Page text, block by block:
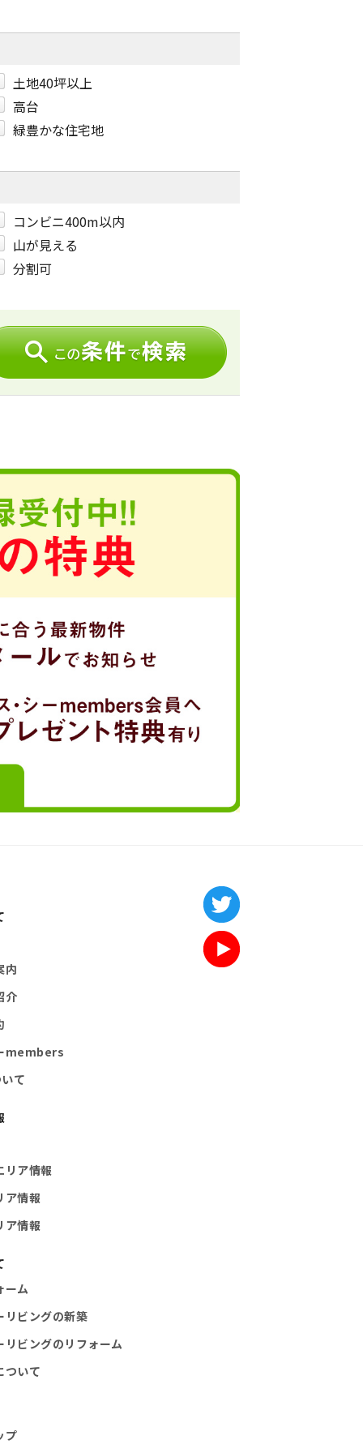
土地40坪以上
高台
緑豊かな住宅地
コンビニ400m以内
山が見える
分割可
内
介
members
て
リア情報
ア情報
ア情報
ーム
リビングの新築
リビングのリフォーム
ついて
プ